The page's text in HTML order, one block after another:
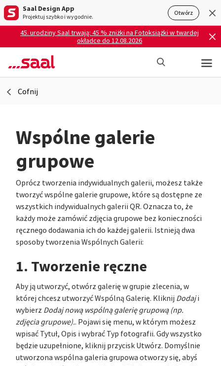
Saal Design App
Projektuj szybko i wygodnie. Otwórz
45. urodziny Saal trwają: 45 % zniżki na Fotoksiążki w twardej
okładce do 12.08.2026
Cofnij
Wspólne galerie
grupowe
Oprócz tworzenia indywidualnych galerii, możesz także
tworzyć wspólne galerie grupowe, które są dostępne ze
wszystkich indywidualnych galerii QR. Oznacza to, że
każdy może zamówić zdjęcia grupowe bez konieczności
ręcznego dodawania ich do każdej galerii. Istnieją dwa
sposoby tworzenia Wspólnych Galerii:
1. Tworzenie ręczne
Aby ją utworzyć, otwórz galerię w grupie zlecenia, w
której chcesz utworzyć Wspólną Galerię. Kliknij Dodaji
wybierz Dodaj nową wspólną galerię grupową (np.
zdjęcia grupowe).. Pojawi się menu, w którym możesz
wpisać Tytuł, Opis i wybrać Typ fotografii. Gdy wszystko
będzie uzupełnione, kliknij przycisk Utwórz. Domyślnie
utworzona wspólna galeria grupowa otworzy się, abyś